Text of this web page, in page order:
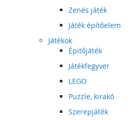
Zenés játék
Játék építőelem
Játékok
Épitőjáték
Játékfegyver
LEGO
Puzzle, kirakó
Szerepjáték